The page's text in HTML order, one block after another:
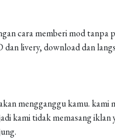
cara memberi mod tanpa
livery, download dan
mengganggu kamu. kami
kami tidak memasang